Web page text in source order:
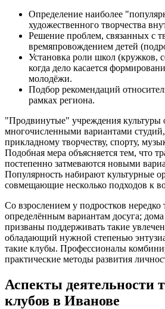
Определение наиболее
художественного творчества
Решение проблем, связанных с
времяпровождением детей
Установка роли школ (кружков,
когда дело касается
молодёжи.
Подбор рекомендаций
рамках региона.
"Продвинутые" учреждения культуры
многочисленными вариантами
прикладному творчеству, спорту,
Подобная мера объясняется тем, что
постепенно затмеваются новыми
Популярность набирают культурные
совмещающие несколько подходов к
Со взрослением у подростков нередко
определённым вариантам досуга;
призваны поддерживать такие
обладающий нужной степенью
такие клубы. Профессионалы
практические методы развития
Аспекты деятельности
клубов в Иванове